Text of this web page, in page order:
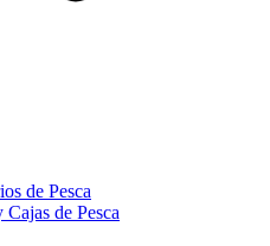
de Pesca
de Pesca